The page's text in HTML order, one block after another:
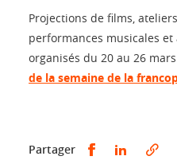
Projections de films,
performances musicales
organisés du 20 au 26
de la semaine de la
Partager Partager sur